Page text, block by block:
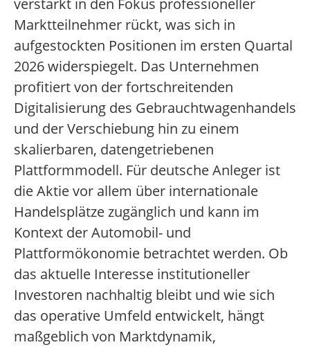
verstärkt in den Fokus professioneller
Marktteilnehmer rückt, was sich in
aufgestockten Positionen im ersten Quartal
2026 widerspiegelt. Das Unternehmen
profitiert von der fortschreitenden
Digitalisierung des Gebrauchtwagenhandels
und der Verschiebung hin zu einem
skalierbaren, datengetriebenen
Plattformmodell. Für deutsche Anleger ist
die Aktie vor allem über internationale
Handelsplätze zugänglich und kann im
Kontext der Automobil- und
Plattformökonomie betrachtet werden. Ob
das aktuelle Interesse institutioneller
Investoren nachhaltig bleibt und wie sich
das operative Umfeld entwickelt, hängt
maßgeblich von Marktdynamik,